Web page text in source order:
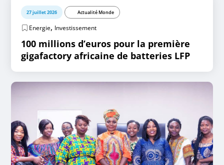
27 juillet 2026 Actualité Monde
Energie, Investissement
100 millions d’euros pour la première
gigafactory africaine de batteries LFP